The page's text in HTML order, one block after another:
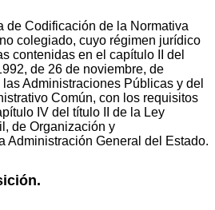
de Codificación de la Normativa
colegiado, cuyo régimen jurídico
contenidas en el capítulo II del
de 26 de noviembre, de
Administraciones Públicas y del
Común, con los requisitos
IV del título II de la Ley
de Organización y
Administración General del Estado.